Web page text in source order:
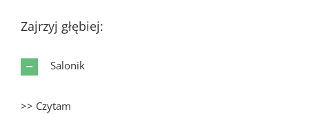
Zajrzyj głębiej:
Salonik
>> Czytam